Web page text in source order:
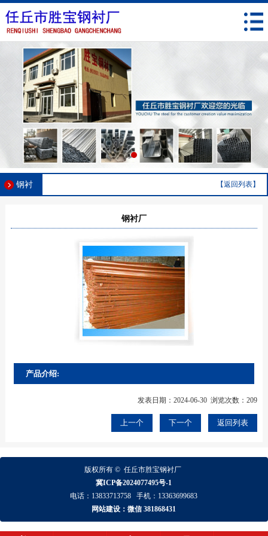
钢衬 【返回列表】
钢衬厂
产品介绍:
发表日期：2024-06-30 浏览次数：209
上一个 下一个 返回列表
版权所有 ©任丘市胜宝钢衬厂
冀ICP备2024077495号-1
电话： 13833713758 手机： 13363699683
网站建设：微信 381868431